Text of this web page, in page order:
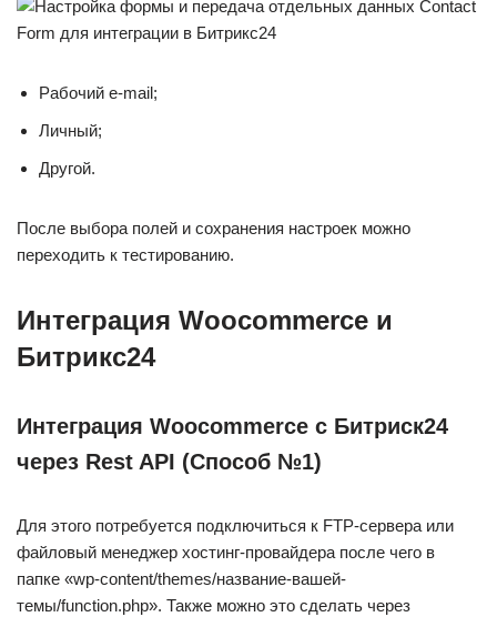
Рабочий e-mail;
Личный;
Другой.
После выбора полей и сохранения настроек можно
переходить к тестированию.
Интеграция Woocommerce и
Битрикс24
Интеграция Woocommerce с Битриск24
через Rest API (Способ №1)
Для этого потребуется подключиться к FTP-сервера или
файловый менеджер хостинг-провайдера после чего в
папке «wp-content/themes/название-вашей-
темы/function.php». Также можно это сделать через